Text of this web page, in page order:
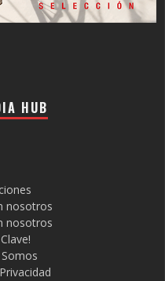
HUB
nosotros
nosotros